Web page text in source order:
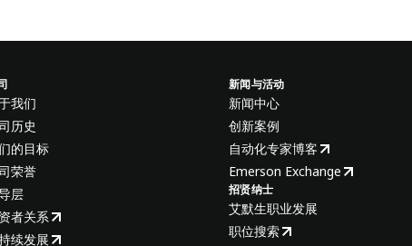
我们
历史
的目标
荣誉
层
者关系
续发展
新闻与活动
新闻中心
创新案例
自动化专家博客
Emerson Exchange
招贤纳士
艾默生职业发展
职位搜索